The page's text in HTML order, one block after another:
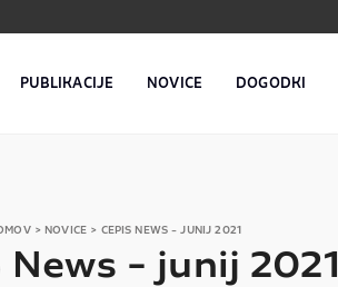
PUBLIKACIJE NOVICE DOGODKI
> NOVICE > CEPIS NEWS - JUNIJ 2021
News - junij 2021